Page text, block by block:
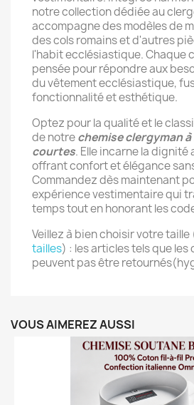
notre collection dédiée au
accompagne des modèles de
des cols romains et d'autres
l'habit ecclésiastique. Chaque
pensée pour répondre aux
du vêtement ecclésiastique,
fonctionnalité et esthétique.
Optez pour la qualité et le
de notrechemise clergyman
courtes. Elle incarne la
offrant confort et élégance
Commandez dès maintenant
expérience vestimentaire qui
temps tout en honorant les
Veillez à bien choisir votre taille
tailles) : les articles tels que les
peuvent pas être
VOUS AIMEREZ AUSSI